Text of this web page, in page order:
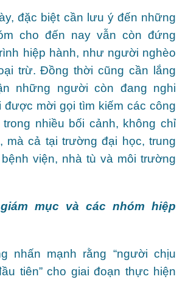
đặc biệt cần lưu ý đến những
cho đến nay vẫn còn đứng
hiệp hành, như người nghèo
trừ. Đồng thời cũng cần lắng
những người còn đang nghi
được mời gọi tìm kiếm các công
nhiều bối cảnh, không chỉ
mà cả tại trường đại học, trung
viện, nhà tù và môi trường
mục và các nhóm hiệp
nhấn mạnh rằng “người chịu
tiên” cho giai đoạn thực hiện